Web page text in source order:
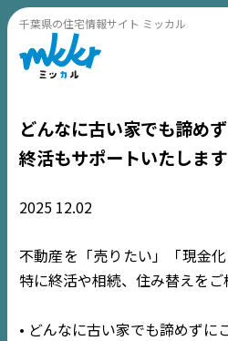
千葉県の住宅情報サイト ミッカル
どんなに古い家でも諦め
終活もサポートいたします
2025 12.02
不動産を「売りたい」「現金
特に終活や相続、住み替えをご
• どんなに古い家でも諦めずに